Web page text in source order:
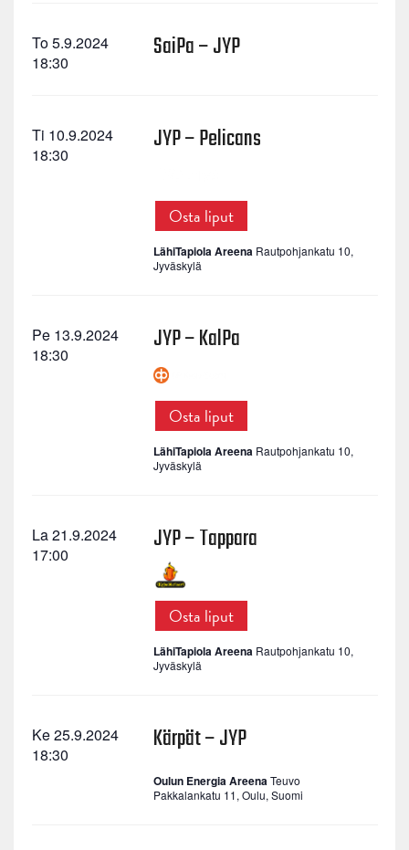
To 5.9.2024
18:30
SaiPa – JYP
Ti 10.9.2024
18:30
JYP – Pelicans
Osta liput
LähiTapiola Areena Rautpohjankatu 10,
Jyväskylä
Pe 13.9.2024
18:30
JYP – KalPa
Osta liput
LähiTapiola Areena Rautpohjankatu 10,
Jyväskylä
La 21.9.2024
17:00
JYP – Tappara
Osta liput
LähiTapiola Areena Rautpohjankatu 10,
Jyväskylä
Ke 25.9.2024
18:30
Kärpät – JYP
Oulun Energia AreenaTeuvo
Pakkalankatu 11, Oulu, Suomi